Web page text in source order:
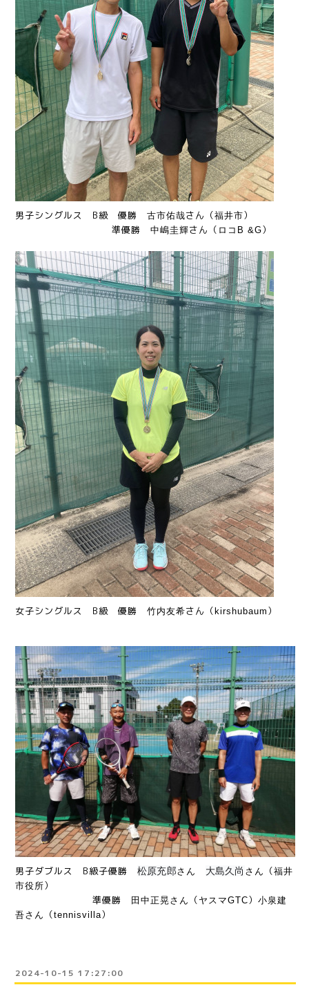
男子シングルス B級 優勝 古市佑哉さん（福井市）
準優勝 中嶋圭輝さん（ ロコB &G）
女子シングルス B級 優勝 竹内友希さん（ kirshubaum ）
男子ダブルス B級子優勝 松原充郎さん 大島久尚 さん （福井
市役所）
準優勝 田中正晃さん （ ヤスマGTC） 小泉建
吾さん
（tennisvilla）
2024-10-15 17:27:00